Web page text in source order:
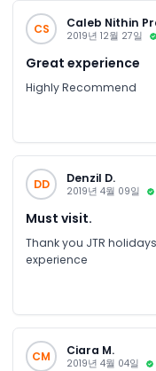
CS Caleb Nithin
2019년 12월 27일
Great experience
Highly Recommend
DD Denzil D.
2019년 4월 09일
Must visit.
Thank you JTR
experience
CM Ciara M.
2019년 4월 04일